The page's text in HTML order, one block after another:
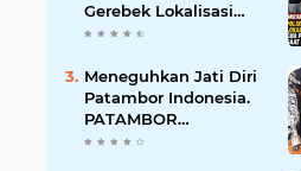
Gerebek Lokalisasi
Bukit Maraja, Dua
Saat Diciduk Bersama
Sabu
Meneguhkan Jati Diri
Patambor Indonesia.
PATAMBOR
INDONESIA Akan